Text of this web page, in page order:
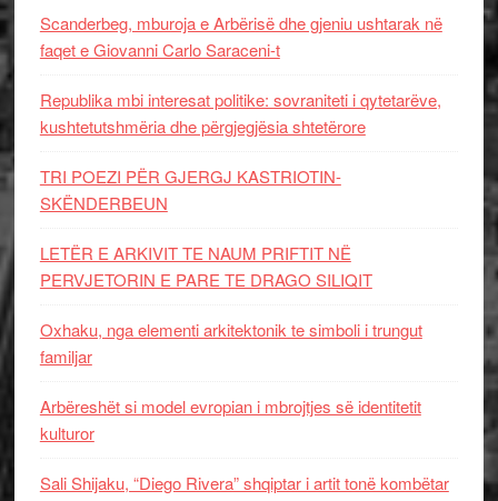
Scanderbeg, mburoja e Arbërisë dhe gjeniu ushtarak në
faqet e Giovanni Carlo Saraceni-t
Republika mbi interesat politike: sovraniteti i qytetarëve,
kushtetutshmëria dhe përgjegjësia shtetërore
TRI POEZI PËR GJERGJ KASTRIOTIN-
SKËNDERBEUN
LETËR E ARKIVIT TE NAUM PRIFTIT NË
PERVJETORIN E PARE TE DRAGO SILIQIT
Oxhaku, nga elementi arkitektonik te simboli i trungut
familjar
Arbëreshët si model evropian i mbrojtjes së identitetit
kulturor
Sali Shijaku, “Diego Rivera” shqiptar i artit tonë kombëtar